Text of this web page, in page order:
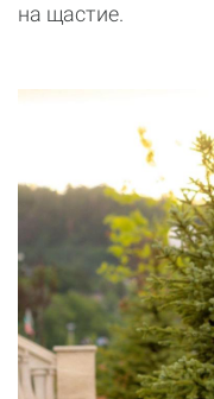
на щастие.